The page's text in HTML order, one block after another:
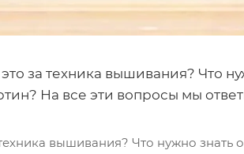
за техника вышивания? Что
На все эти вопросы мы
вышивания? Что нужно знать